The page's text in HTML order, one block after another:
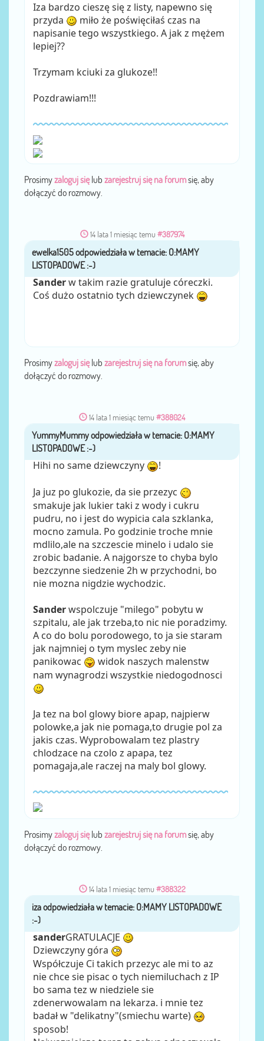
Iza bardzo cieszę się z listy, napewno się
przyda
miło że poświęciłaś czas na
napisanie tego wszystkiego. A jak z mężem
lepiej??
Trzymam kciuki za glukoze!!
Pozdrawiam!!!
Prosimyzaloguj sięlub zarejestruj się na forumsię, aby
dołączyć do rozmowy.
14 lata 1 miesiąc temu #387974
przezewelka1505
Sanderw takim razie gratuluje córeczki.
Coś dużo ostatnio tych dziewczynek
Prosimyzaloguj sięlub zarejestruj się na forumsię, aby
dołączyć do rozmowy.
14 lata 1 miesiąc temu #388024
przezYummyMummy
Hihi no same dziewczyny !
Ja juz po glukozie, da sie przezyc
smakuje jak lukier taki z wody i cukru
pudru, no i jest do wypicia cala szklanka,
mocno zamula. Po godzinie troche mnie
mdlilo,ale na szczescie minelo i udalo sie
zrobic badanie. A najgorsze to chyba bylo
bezczynne siedzenie 2h w przychodni, bo
nie mozna nigdzie wychodzic.
Sanderwspolczuje "milego" pobytu w
szpitalu, ale jak trzeba,to nic nie poradzimy.
A co do bolu porodowego, to ja sie staram
jak najmniej o tym myslec zeby nie
panikowac
widok naszych malenstw
nam wynagrodzi wszystkie niedogodnosci
Ja tez na bol glowy biore apap, najpierw
polowke,a jak nie pomaga,to drugie pol za
jakis czas. Wyprobowalam tez plastry
chlodzace na czolo z apapa, tez
pomagaja,ale raczej na maly bol glowy.
Prosimyzaloguj sięlub zarejestruj się na forumsię, aby
dołączyć do rozmowy.
14 lata 1 miesiąc temu #388322
przez iza
sanderGRATULACJE
Dziewczyny góra
Współczuje Ci takich przezyc ale mi to az
nie chce sie pisac o tych niemiluchach z IP
bo sama tez w niedziele sie
zdenerwowalam na lekarza. i mnie tez
badał w "delikatny"(smiechu warte)
sposob!